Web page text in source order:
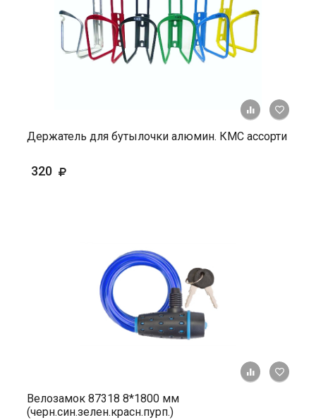
+ К
Держатель для бутылочки алюмин. КМС ассорти
320
+ К
Велозамок 87318 8*1800 мм
(черн.син.зелен.красн.пурп.)